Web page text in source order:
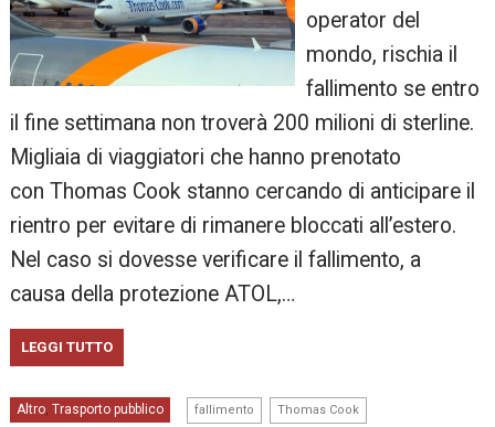
operator del
mondo, rischia il
fallimento se entro
il fine settimana non troverà 200 milioni di sterline.
Migliaia di viaggiatori che hanno prenotato
con Thomas Cook stanno cercando di anticipare il
rientro per evitare di rimanere bloccati all’estero.
Nel caso si dovesse verificare il fallimento, a
causa della protezione ATOL,…
LEGGI TUTTO
Altro,Trasporto pubblico fallimento Thomas Cook